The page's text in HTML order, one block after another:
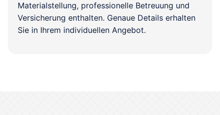
Materialstellung, professionelle Betreuung und
Versicherung enthalten. Genaue Details erhalten
Sie in Ihrem individuellen Angebot.